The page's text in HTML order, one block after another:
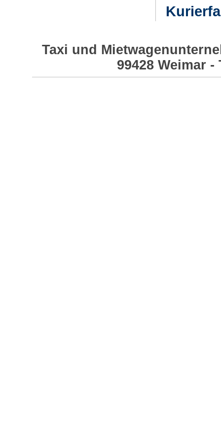
Taxi und
99428 Weimar -